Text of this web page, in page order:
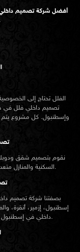
أفضل شركة تصميم داخلي
الفلل تحتاج إلى
تصميم داخلي فلل في
وإسطنبول. كل مشروع يتم
نقوم بتصميم شقق
السكنية والمنازل متعددة الطوابق في دبي، جدة، الدوحة، وإسطنبول.
بصفتنا شركة تصميم
إسطنبول، إزمير، أنقرة،
داخلي في إسطنبولتركيا يثقون بنا لما نقدمه من خدمات متكاملة.